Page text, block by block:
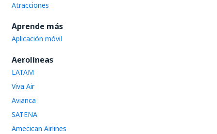
Atracciones
Aprende más
Aplicación móvil
Aerolíneas
LATAM
Viva Air
Avianca
SATENA
Amecican Airlines